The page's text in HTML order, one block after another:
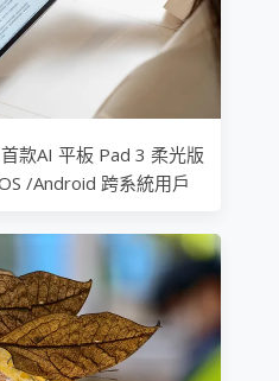
款AI 平板 Pad 3 柔光版
/Android 跨系統用戶